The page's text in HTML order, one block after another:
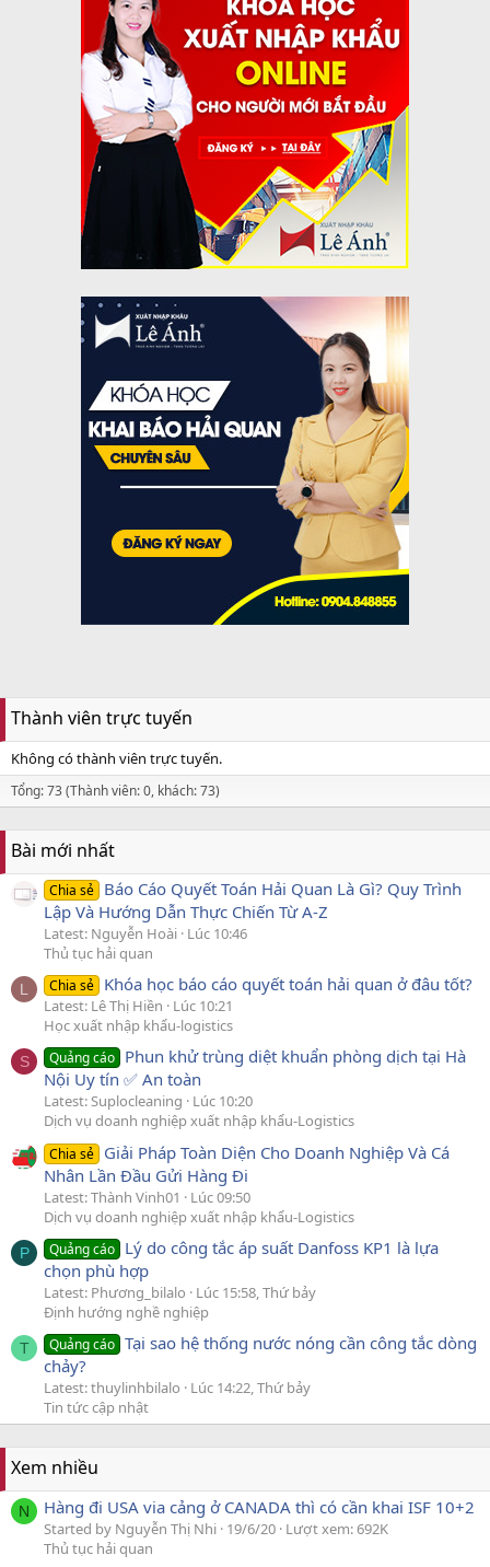
Thành viên trực tuyến
Không có thành viên trực tuyến.
Tổng: 73 (Thành viên: 0, khách: 73)
Bài mới nhất
Chia sẻ Báo Cáo Quyết Toán Hải Quan Là Gì? Quy Trình
Lập Và Hướng Dẫn Thực Chiến Từ A-Z
Latest: Nguyễn Hoài Lúc 10:46
Thủ tục hải quan
L Chia sẻ Khóa học báo cáo quyết toán hải quan ở đâu tốt?
Latest: Lê Thị Hiền
Lúc 10:21
Học xuất nhập khẩu-logistics
S Quảng cáo Phun khử trùng diệt khuẩn phòng dịch tại Hà
Nội Uy tín ✅ An toàn
Latest: Suplocleaning
Lúc 10:20
Dịch vụ doanh nghiệp xuất nhập khẩu-Logistics
Chia sẻ Giải Pháp Toàn Diện Cho Doanh Nghiệp Và Cá
Nhân Lần Đầu Gửi Hàng Đi
Latest: Thành Vinh01
Lúc 09:50
Dịch vụ doanh nghiệp xuất nhập khẩu-Logistics
P Quảng cáo Lý do công tắc áp suất Danfoss KP1 là lựa
chọn phù hợp
Latest: Phương_bilalo
Lúc 15:58, Thứ bảy
Định hướng nghề nghiệp
T Quảng cáo Tại sao hệ thống nước nóng cần công tắc dòng
chảy?
Latest: thuylinhbilalo
Lúc 14:22, Thứ bảy
Tin tức cập nhật
Xem nhiều
N Hàng đi USA via cảng ở CANADA thì có cần khai ISF 10+2
Started by Nguyễn Thị Nhi 19/6/20 Lượt xem: 692K
Thủ tục hải quan